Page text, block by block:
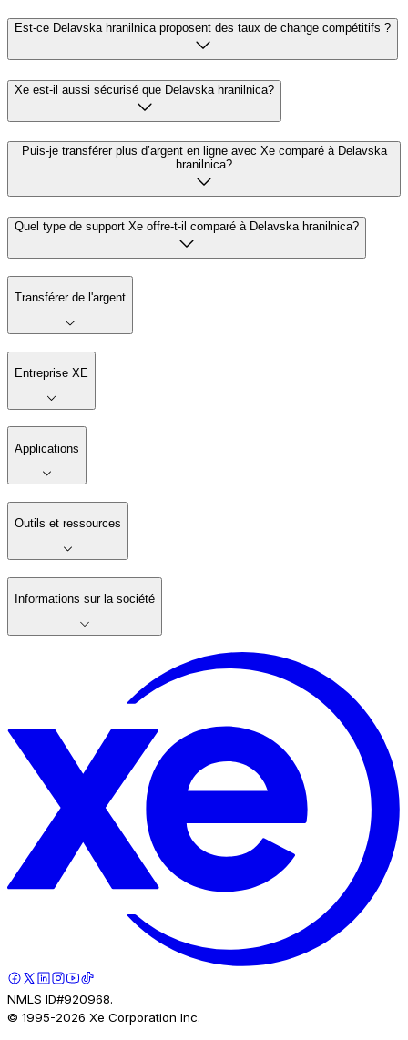
Est-ce Delavska hranilnica proposent des taux de change compétitifs ?
Xe est-il aussi sécurisé que Delavska hranilnica?
Puis-je transférer plus d’argent en ligne avec Xe comparé à Delavska
hranilnica?
Quel type de support Xe offre-t-il comparé à Delavska hranilnica?
Transférer de l'argent
Entreprise XE
Applications
Outils et ressources
Informations sur la société
NMLS ID#920968.
© 1995-2026 Xe Corporation Inc.